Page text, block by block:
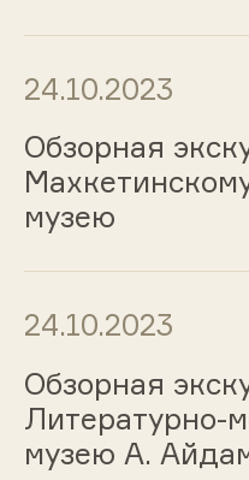
24.10.2023
Обзорная
музею
24.10.2023
Обзорная
Литературно-
музею А.